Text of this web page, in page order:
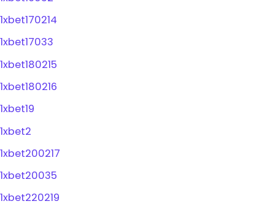
1xbet170214
1xbet17033
1xbet180215
1xbet180216
1xbet19
1xbet2
1xbet200217
1xbet20035
1xbet220219